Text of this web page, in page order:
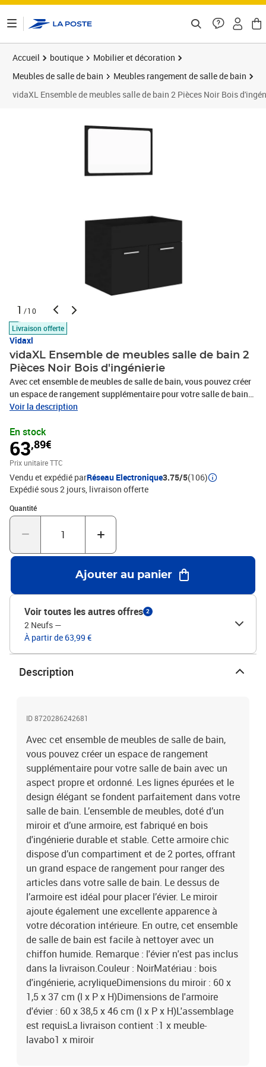
Accueil boutique
Mobilier et décoration
Meubles de salle de bain
Meubles rangement de salle de bain
vidaXL Ensemble de meubles salle de bain 2 Pièces Noir Bois
1 /10
Livraison offerte
Vidaxl
vidaXL Ensemble de meubles salle de bain 2
Pièces Noir Bois d'ingénierie
Avec cet ensemble de meubles de salle de bain, vous pouvez créer
un espace de rangement supplémentaire pour votre salle de bain
avec un aspect propre et ordonné. Les lignes épurées et le design
bain. L’ensemble de meubles, doté d’un miroir et d’une armoire, est
fabriqué en bois d'ingénierie durable et stable. Cette armoire chic
dispose d’un compartiment et de 2 portes, offrant un grand espace
de rangement pour ranger des articles dans votre salle de bain. Le
dessus de l’armoire est idéal pour placer l’évier. Le miroir ajoute
également une excellente apparence à votre décoration intérieure.
En outre, cet ensemble de salle de bain est facile à nettoyer avec
un chiffon humide. Remarque : l'évier n'est pas inclus dans la
livraison.Couleur : NoirMatériau : bois d'ingénierie,
H)Dimensions de l'armoire d'évier : 60 x 38,5 x 46 cm (l x P x
H)L'assemblage est requisLa livraison contient :1 x meuble-
Voir la description
En stock
63,89€
Prix unitaire TTC
Vendu et expédié parRéseau Electronique3.75/5(106)
Expédié sous 2 jours livraison offerte
Quantité
Quantité : 1
Ajouter au panier
Voir toutes les autres offres 2
2 Neufs —
À partir de 63,99 €
Description
ID 8720286242681
Avec cet ensemble de meubles de salle de bain,
vous pouvez créer un espace de rangement
supplémentaire pour votre salle de bain avec un
aspect propre et ordonné. Les lignes épurées et le
design élégant se fondent parfaitement dans votre
salle de bain. L’ensemble de meubles, doté d’un
miroir et d’une armoire, est fabriqué en bois
d'ingénierie durable et stable. Cette armoire chic
dispose d’un compartiment et de 2 portes, offrant
un grand espace de rangement pour ranger des
articles dans votre salle de bain. Le dessus de
l’armoire est idéal pour placer l’évier. Le miroir
ajoute également une excellente apparence à
votre décoration intérieure. En outre, cet ensemble
de salle de bain est facile à nettoyer avec un
chiffon humide. Remarque : l'évier n'est pas inclus
dans la livraison.Couleur : NoirMatériau : bois
d'ingénierie, acryliqueDimensions du miroir : 60 x
1,5 x 37 cm (l x P x H)Dimensions de l'armoire
d'évier : 60 x 38,5 x 46 cm (l x P x H)L'assemblage
est requisLa livraison contient :1 x meuble-
lavabo1 x miroir